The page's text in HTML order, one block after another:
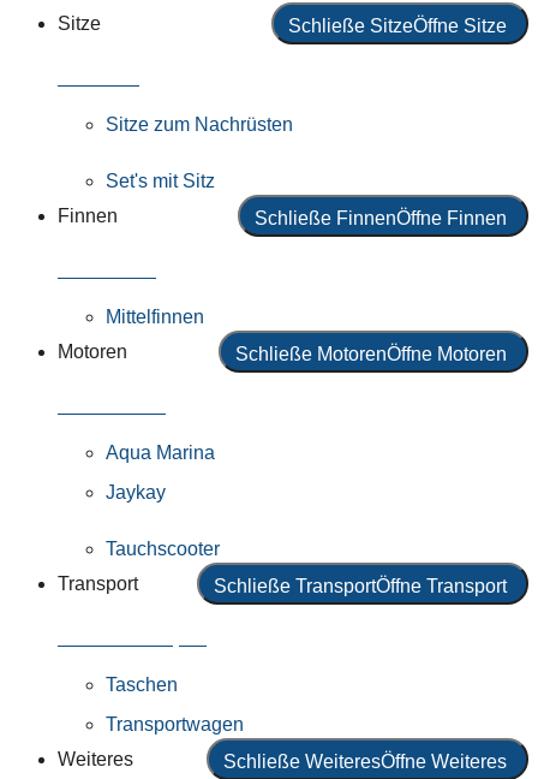
Sitze
Schließe SitzeÖffne Sitze
Sitze zum Nachrüsten
Set's mit Sitz
Finnen
Schließe FinnenÖffne Finnen
Mittelfinnen
Motoren
Schließe MotorenÖffne Motoren
Aqua Marina
Jaykay
Tauchscooter
Transport
Schließe TransportÖffne Transport
Taschen
Transportwagen
Weiteres
Schließe WeiteresÖffne Weiteres